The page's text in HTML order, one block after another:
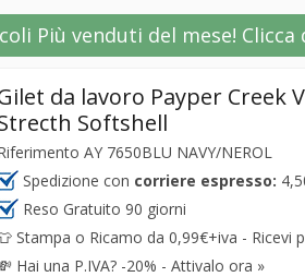
Più venduti del mese!️ Clicca
da lavoro Payper Creek
Softshell
AY 7650BLU NAVY/NEROL
Spedizione con corriere espresso:
Reso Gratuito 90 giorni
Stampa o Ricamo da 0,99€+iva - Ricevi
Hai una P.IVA? -20% - Attivalo ora »